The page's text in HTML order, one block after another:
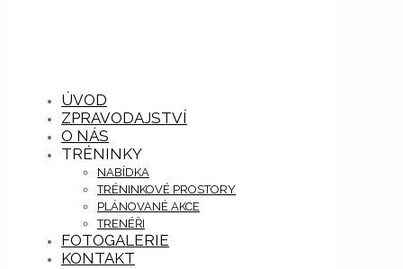
ÚVOD
ZPRAVODAJSTVÍ
O NÁS
TRÉNINKY
NABÍDKA
TRÉNINKOVÉ PROSTORY
PLÁNOVANÉ AKCE
TRENÉŘI
FOTOGALERIE
KONTAKT